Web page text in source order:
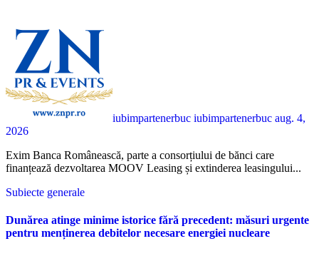
iubimpartenerbuc iubimpartenerbuc aug. 4,
2026
Exim Banca Românească, parte a consorțiului de bănci care
finanțează dezvoltarea MOOV Leasing și extinderea leasingului...
Subiecte generale
Dunărea atinge minime istorice fără precedent: măsuri urgente
pentru menținerea debitelor necesare energiei nucleare